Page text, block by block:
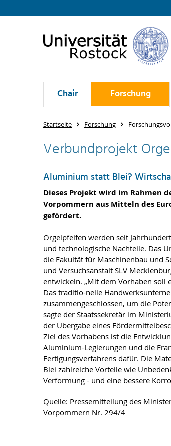
Chair Forschung
Startseite Forschung
Verbundprojekt
Aluminium statt Blei?
Dieses Projekt wird im Rahmen
Vorpommern aus Mitteln des
gefördert.
Orgelpfeifen werden seit
und technologische Nachteile. Das
die Fakultät für Maschinenbau und
und Versuchsanstalt SLV
entwickeln. „Mit dem Vorhaben soll
Das traditio-nelle
zusammengeschlossen, um die
sagte der Staatssekretär im
der Übergabe eines
Ziel des Vorhabens ist die
Aluminium-Legierungen und die
Fertigungsverfahrens dafür. Die
Blei zahlreiche Vorteile wie
Verformung - und eine bessere
Quelle: Pressemitteilung des
Vorpommern Nr. 294/4